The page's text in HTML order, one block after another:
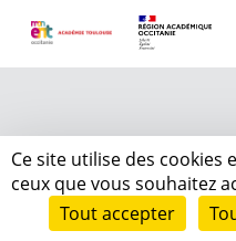
Ce site utilise des
ceux que vous souhaitez
Tout accepter